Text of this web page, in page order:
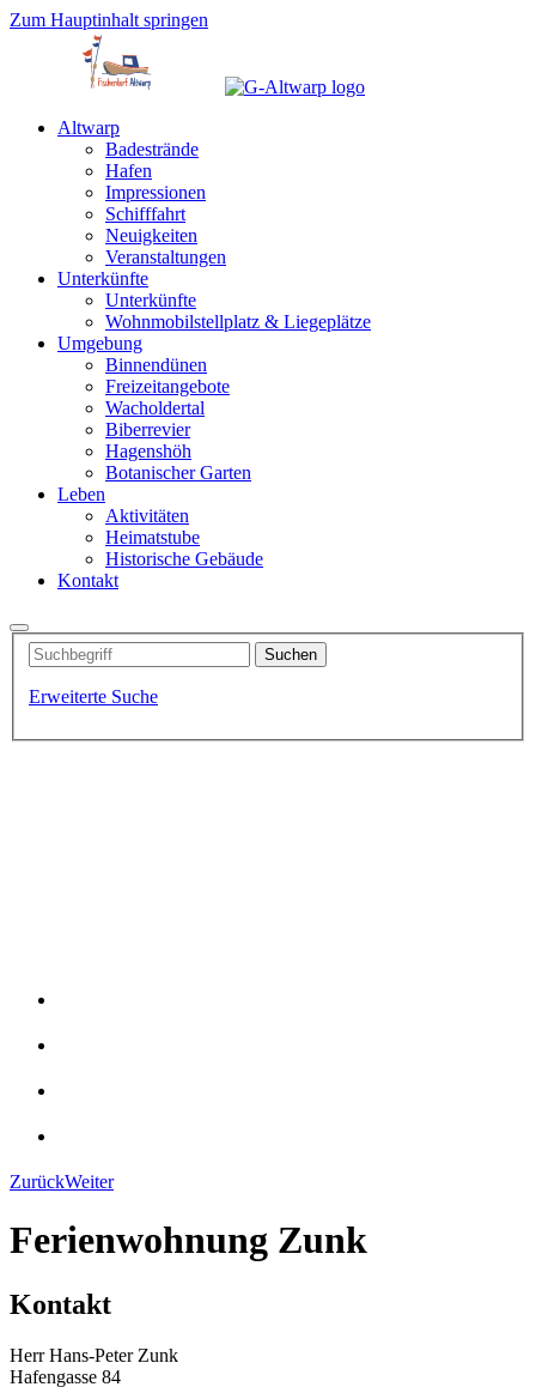
Zum Hauptinhalt springen
Altwarp
Badestrände
Hafen
Impressionen
Schifffahrt
Neuigkeiten
Veranstaltungen
Unterkünfte
Unterkünfte
Wohnmobilstellplatz & Liegeplätze
Umgebung
Binnendünen
Freizeitangebote
Wacholdertal
Biberrevier
Hagenshöh
Botanischer Garten
Leben
Aktivitäten
Heimatstube
Historische Gebäude
Kontakt
Erweiterte Suche
ZurückWeiter
Ferienwohnung Zunk
Kontakt
Herr Hans-Peter Zunk
Hafengasse 84